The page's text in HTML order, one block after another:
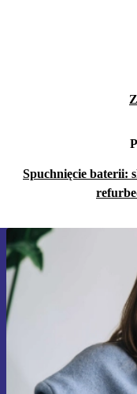
Spuchnięcie baterii:
Nie